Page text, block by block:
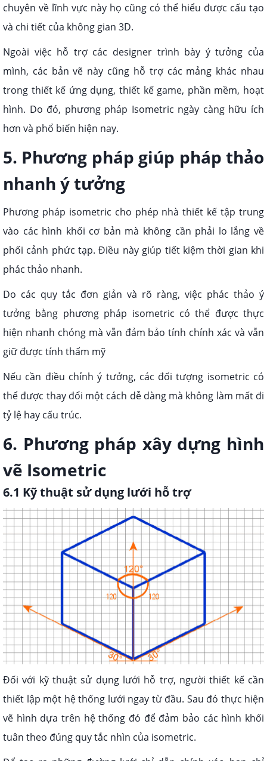
chuyên về lĩnh vực này họ cũng có thể hiểu được cấu tạo
và chi tiết của không gian 3D.
Ngoài việc hỗ trợ các designer trình bày ý tưởng của
mình, các bản vẽ này cũng hỗ trợ các mảng khác nhau
trong thiết kế ứng dụng, thiết kế game, phần mềm, hoạt
hình. Do đó, phương pháp Isometric ngày càng hữu ích
hơn và phổ biến hiện nay.
5. Phương pháp giúp pháp thảo
nhanh ý tưởng
Phương pháp isometric cho phép nhà thiết kế tập trung
vào các hình khối cơ bản mà không cần phải lo lắng về
phối cảnh phức tạp. Điều này giúp tiết kiệm thời gian khi
phác thảo nhanh.
Do các quy tắc đơn giản và rõ ràng, việc phác thảo ý
tưởng bằng phương pháp isometric có thể được thực
hiện nhanh chóng mà vẫn đảm bảo tính chính xác và vẫn
giữ được tính thẩm mỹ
Nếu cần điều chỉnh ý tưởng, các đối tượng isometric có
thể được thay đổi một cách dễ dàng mà không làm mất đi
tỷ lệ hay cấu trúc.
6. Phương pháp xây dựng hình
vẽ Isometric
6.1 Kỹ thuật sử dụng lưới hỗ trợ
Đối với kỹ thuật sử dụng lưới hỗ trợ, người thiết kế cần
thiết lập một hệ thống lưới ngay từ đầu. Sau đó thực hiện
vẽ hình dựa trên hệ thống đó để đảm bảo các hình khối
tuân theo đúng quy tắc nhìn của isometric.